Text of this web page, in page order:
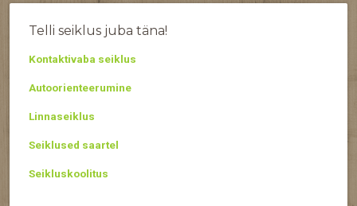
Telli seiklus juba täna!
Kontaktivaba seiklus
Autoorienteerumine
Linnaseiklus
Seiklused saartel
Seikluskoolitus